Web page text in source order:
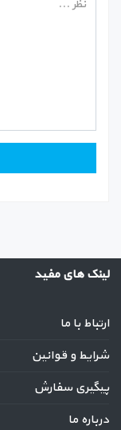
لینک های مفید
ارتباط با ما
شرایط و قوانین
پیگیری سفارش
درباره ما